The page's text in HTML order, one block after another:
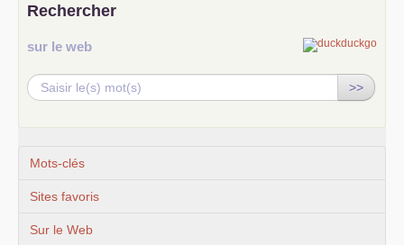
Rechercher
sur le web
>>
Mots-clés
Sites favoris
Sur le Web